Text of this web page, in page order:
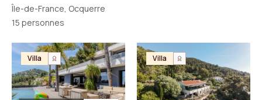
(Ocquerre)
Île-de-France, Ocquerre
15 personnes
Villa Villa